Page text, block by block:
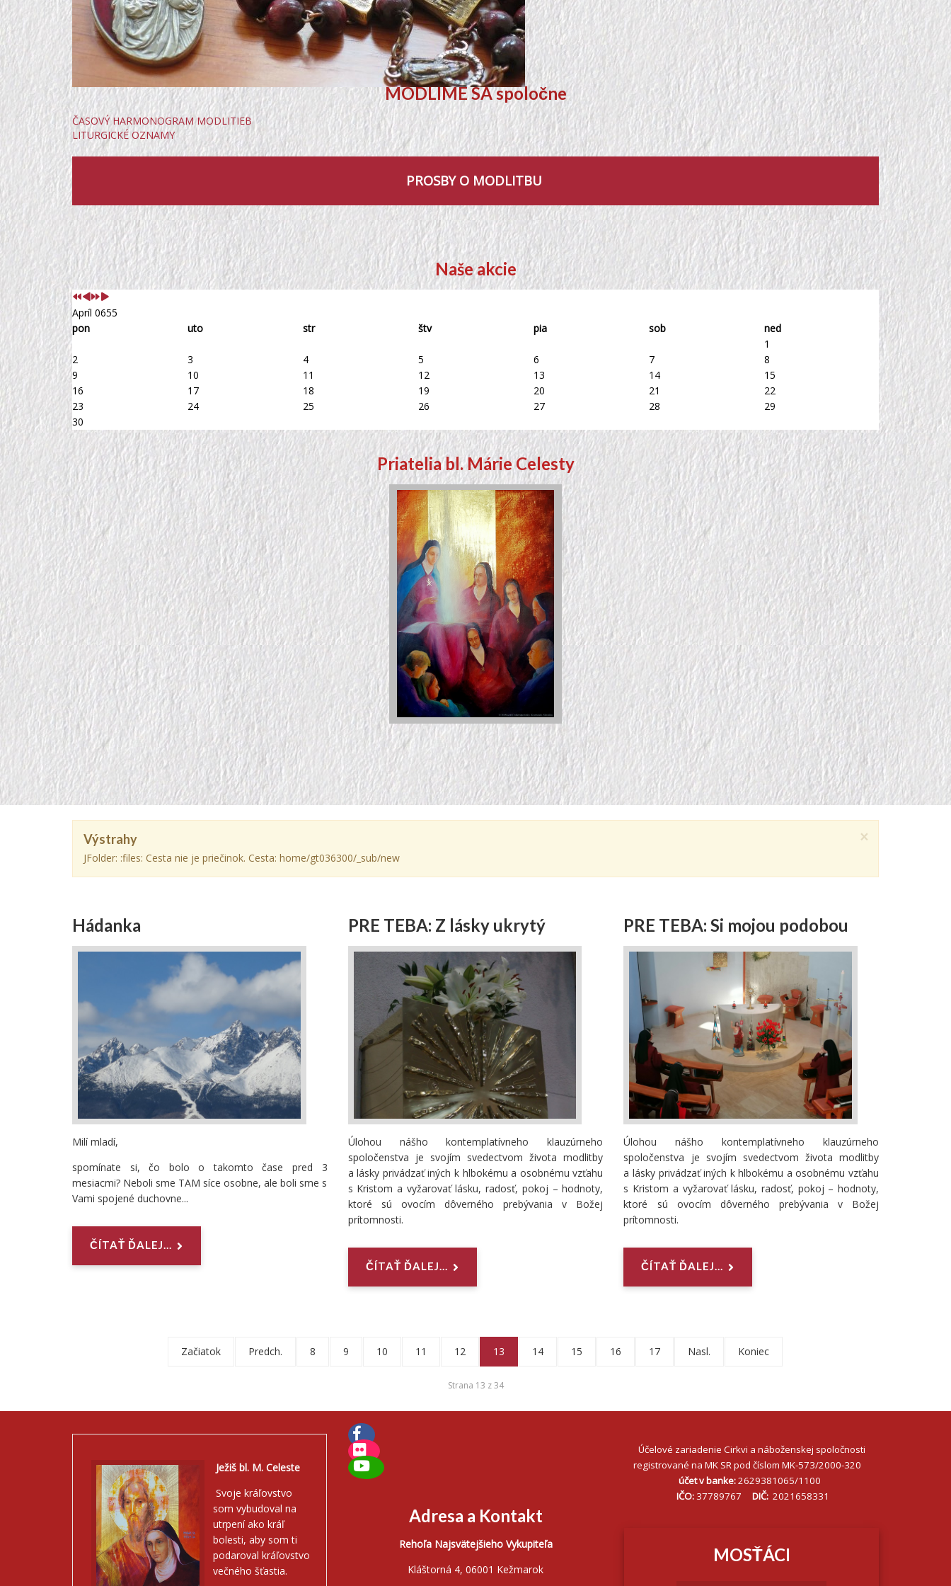
MODLIME SA spoločne
ČASOVÝ HARMONOGRAM MODLITIEB
LITURGICKÉ OZNAMY
PROSBY O MODLITBU
Naše akcie
Predchádzajúci
rok
Predchádzajúci
mesiac
Nasledujúci
rok
Nasledujúci
mesiac
Apríl 0655
pon
uto str štv pia sob
ned
1
2
3 4 5 6 7
8
9
10 11 12 13 14
15
16
17 18 19 20 21
22
23
24 25 26 27 28
29
30
Priatelia bl. Márie Celesty
×
Výstrahy
JFolder: :files: Cesta nie je priečinok. Cesta: home/gt036300/_sub/new
Hádanka
Milí mladí,
spomínate si, čo bolo o takomto čase pred 3
mesiacmi? Neboli sme TAM síce osobne, ale boli sme s
Vami spojené duchovne...
ČÍTAŤ ĎALEJ...
PRE TEBA: Z lásky ukrytý
Úlohou nášho kontemplatívneho klauzúrneho
spoločenstva je svojím svedectvom života modlitby
a lásky privádzať iných k hlbokému a osobnému vzťahu
s Kristom a vyžarovať lásku, radosť, pokoj – hodnoty,
ktoré sú ovocím dôverného prebývania v Božej
prítomnosti.
ČÍTAŤ ĎALEJ...
PRE TEBA: Si mojou podobou
Úlohou nášho kontemplatívneho klauzúrneho
spoločenstva je svojím svedectvom života modlitby
a lásky privádzať iných k hlbokému a osobnému vzťahu
s Kristom a vyžarovať lásku, radosť, pokoj – hodnoty,
ktoré sú ovocím dôverného prebývania v Božej
prítomnosti.
ČÍTAŤ ĎALEJ...
Strana 13 z 34
Začiatok Predch. 8 9 10 11 12 13 14 15 16 17 Nasl. Koniec
Ježiš bl. M. Celeste
Svoje kráľovstvo
som vybudoval na
utrpení ako kráľ
bolesti, aby som ti
podaroval kráľovstvo
večného šťastia.
Adresa a Kontakt
Rehoľa Najsvätejšieho Vykupiteľa
Kláštorná 4, 06001 Kežmarok
Účelové zariadenie Cirkvi a náboženskej spoločnosti
registrované na MK SR pod číslom MK-573/2000-320
účet v banke:2629381065/1100
IČO:37789767 DIČ:2021658331
MOSŤÁCI